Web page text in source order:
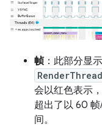
帧 ：此部分显
RenderThread
会以红色表示
超出了以 60
间。